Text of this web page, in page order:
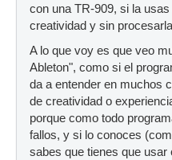
con una TR-909, si la
creatividad y sin
A lo que voy es que veo
Ableton", como si el
da a entender en muchos
de creatividad o
porque como todo
fallos, y si lo conoces
sabes que tienes que